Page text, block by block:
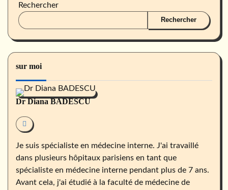
Rechercher
Rechercher
sur moi
Dr Diana BADESCU
Je suis spécialiste en médecine interne. J'ai travaillé
dans plusieurs hôpitaux parisiens en tant que
spécialiste en médecine interne pendant plus de 7 ans.
Avant cela, j'ai étudié à la faculté de médecine de